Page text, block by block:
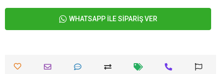
WHATSAPP İLE SİPARİŞ VER